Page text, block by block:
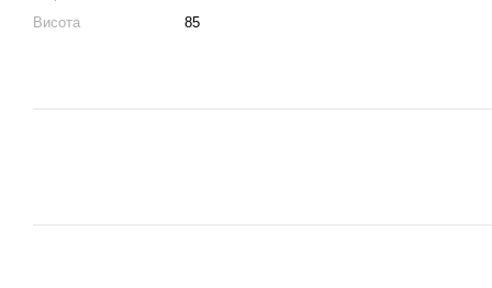
Висота
85